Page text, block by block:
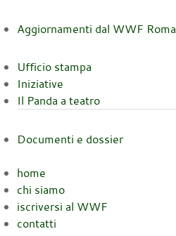
Aggiornamenti dal WWF Roma
Ufficio stampa
Iniziative
Il Panda a teatro
Documenti e dossier
home
chi siamo
iscriversi al WWF
contatti